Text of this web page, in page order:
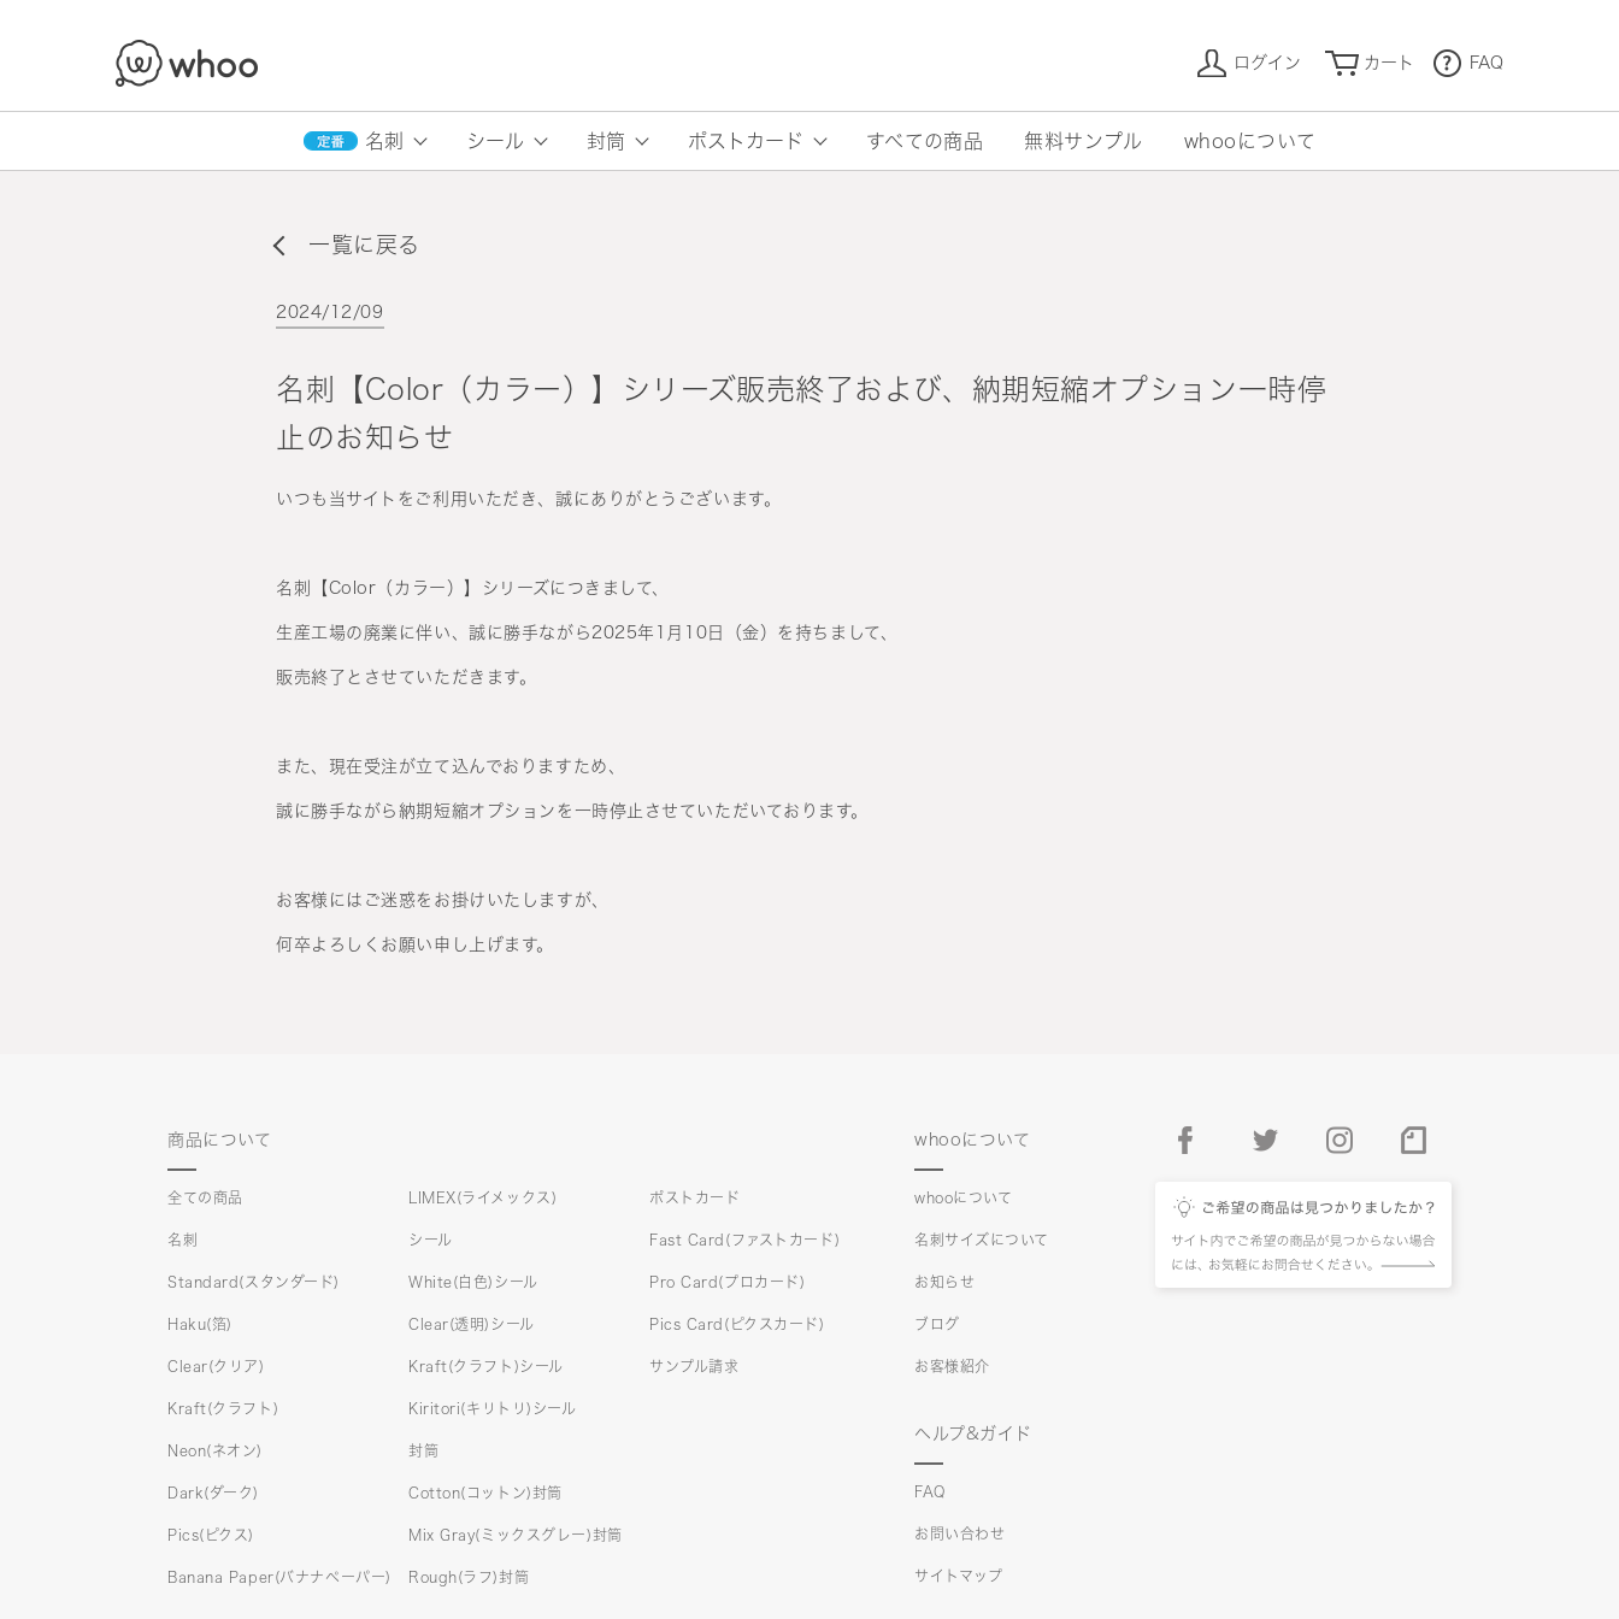
ログイン カート FAQ
名刺 シール 封筒 ポストカード すべての商品 無料サンプル whooについて
一覧に戻る
2024/12/09
名刺【Color（カラー）】シリーズ販売終了および、納期短縮オプション一時停
止のお知らせ
いつも当サイトをご利用いただき、誠にありがとうございます。
名刺【Color（カラー）】シリーズにつきまして、
生産工場の廃業に伴い、誠に勝手ながら2025年1月10日（金）を持ちまして、
販売終了とさせていただきます。
また、現在受注が立て込んでおりますため、
誠に勝手ながら納期短縮オプションを一時停止させていただいております。
お客様にはご迷惑をお掛けいたしますが、
何卒よろしくお願い申し上げます。
商品について
全ての商品
名刺
Standard(スタンダード)
Haku(箔)
Clear(クリア)
Kraft(クラフト)
Neon(ネオン)
Dark(ダーク)
Pics(ピクス)
Banana Paper(バナナペーパー)
LIMEX(ライメックス)
シール
White(白色)シール
Clear(透明)シール
Kraft(クラフト)シール
Kiritori(キリトリ)シール
封筒
Cotton(コットン)封筒
Mix Gray(ミックスグレー)封筒
Rough(ラフ)封筒
ポストカード
Fast Card(ファストカード)
Pro Card(プロカード)
Pics Card(ピクスカード)
サンプル請求
whooについて
whooについて
名刺サイズについて
お知らせ
ブログ
お客様紹介
ヘルプ&ガイド
FAQ
お問い合わせ
サイトマップ
facebook twitter instagram